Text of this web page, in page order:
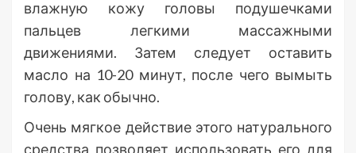
влажную кожу головы подушечками
пальцев легкими массажными
движениями. Затем следует оставить
масло на 10-20 минут, после чего вымыть
голову, как обычно.
Очень мягкое действие этого натурального
средства позволяет использовать его для